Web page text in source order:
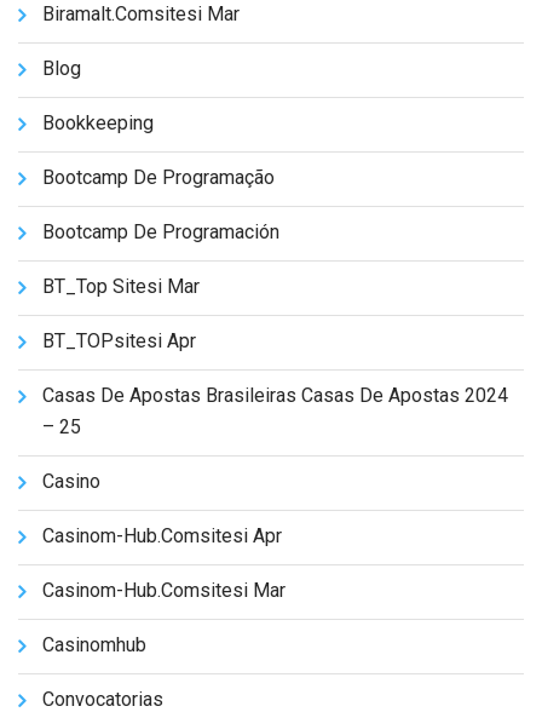
Biramalt.comsitesi Mar
Blog
Bookkeeping
Bootcamp De Programação
Bootcamp De Programación
BT_Top Sitesi Mar
BT_TOPsitesi Apr
Casas De Apostas Brasileiras Casas De Apostas 2024
– 25
Casino
Casinom-Hub.comsitesi Apr
Casinom-Hub.comsitesi Mar
Casinomhub
Convocatorias